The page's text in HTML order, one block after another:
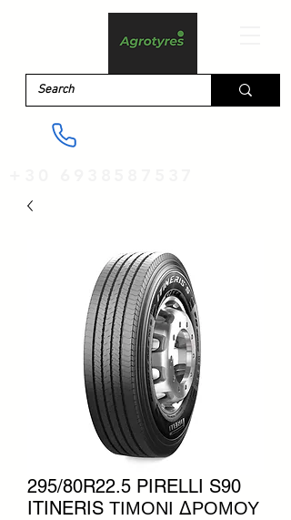
295/80R22.5 PIRELLI S90
ITINERIS ΤΙΜΟΝΙ ΔΡΟΜΟΥ